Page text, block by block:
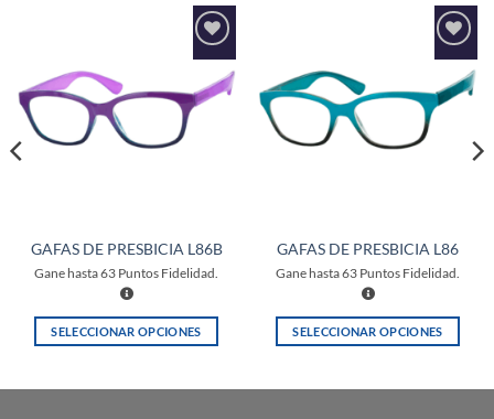
Añadir
lista de
deseos
GAFAS DE PRESBICIA L86B
Gane hasta63 Puntos Fidelidad.
SELECCIONAR OPCIONES
Añadir
lista de
deseos
GAFAS DE PRESBICIA L86
Gane hasta63 Puntos Fidelidad.
SELECCIONAR OPCIONES